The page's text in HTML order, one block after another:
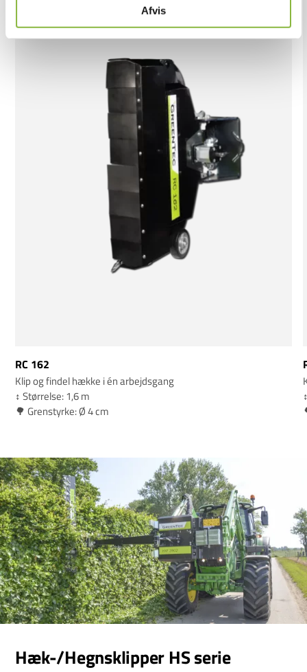
Afvis
RC 162
Klip og findel hække i én arbejdsgang
↕️ Størrelse: 1,6 m
🌳 Grenstyrke: Ø 4 cm
Hæk-/Hegnsklipper HS serie